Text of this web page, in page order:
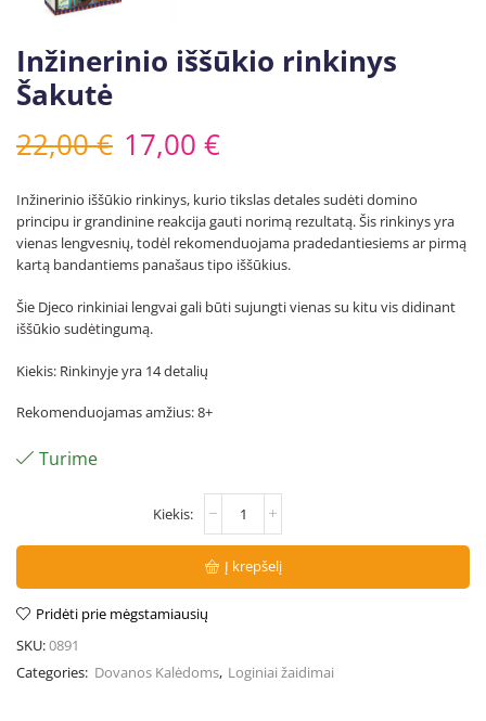
Inžinerinio iššūkio rinkinys
Šakutė
22,00€ 17,00 €
Inžinerinio iššūkio rinkinys, kurio tikslas detales sudėti domino
principu ir grandinine reakcija gauti norimą rezultatą. Šis rinkinys yra
vienas lengvesnių, todėl rekomenduojama pradedantiesiems ar pirmą
kartą bandantiems panašaus tipo iššūkius.
Šie Djeco rinkiniai lengvai gali būti sujungti vienas su kitu vis didinant
iššūkio sudėtingumą.
Kiekis: Rinkinyje yra 14 detalių
Rekomenduojamas amžius: 8+
Turime
Į krepšelį
Pridėti prie mėgstamiausių
SKU:0891
Categories: Dovanos Kalėdoms, Loginiai žaidimai